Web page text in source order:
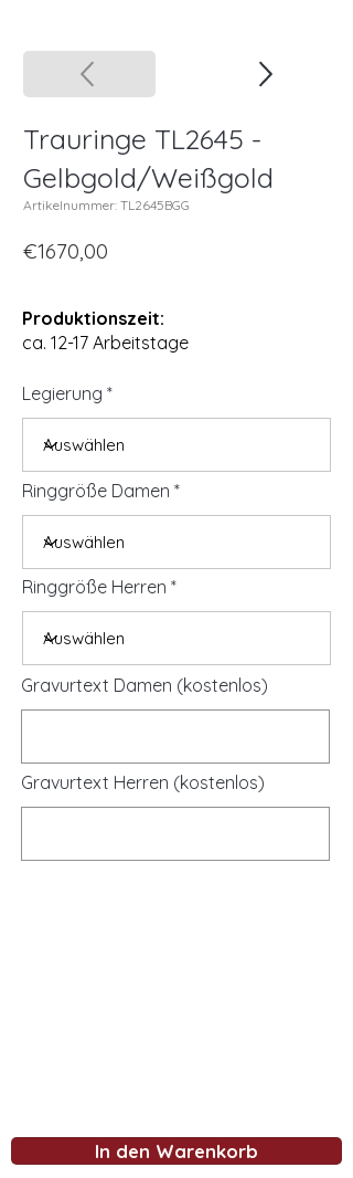
Trauringe TL2645 -
Gelbgold/Weißgold
Artikelnummer: TL2645BGG
€1670,00
Produktionszeit:
ca. 12-17 Arbeitstage
Legierung
Ringgröße Damen
Ringgröße Herren
Gravurtext Damen (kostenlos)
Gravurtext Herren (kostenlos)
In den Warenkorb